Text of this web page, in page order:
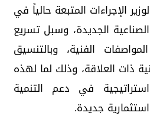
الإجراءات المتبعة حالياً في
الجديدة، وسبل تسريع
الفنية، وبالتنسيق
ذات العلاقة، وذلك لما لهذه
في دعم التنمية
جديدة.